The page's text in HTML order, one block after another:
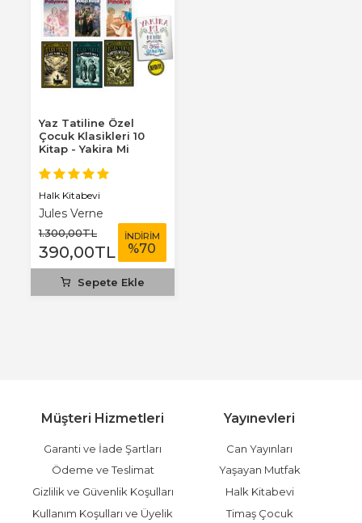
Yaz Tatiline Özel
Çocuk Klasikleri 10
Kitap - Yakira Mi
Halk Kitabevi
Jules Verne
1.300,00TL
390,00TL
İNDİRİM
%70
Sepete Ekle
Müşteri Hizmetleri
Garanti ve İade Şartları
Ödeme ve Teslimat
Gizlilik ve Güvenlik Koşulları
Kullanım Koşulları ve Üyelik
Yayınevleri
Can Yayınları
Yaşayan Mutfak
Halk Kitabevi
Timaş Çocuk